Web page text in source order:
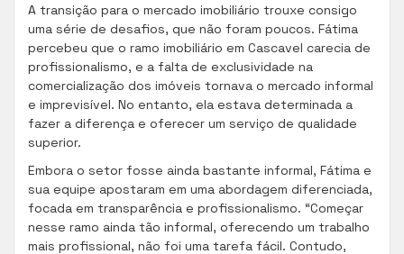
A transição para o mercado imobiliário trouxe consigo
uma série de desafios, que não foram poucos. Fátima
percebeu que o ramo imobiliário em Cascavel carecia de
profissionalismo, e a falta de exclusividade na
comercialização dos imóveis tornava o mercado informal
e imprevisível. No entanto, ela estava determinada a
fazer a diferença e oferecer um serviço de qualidade
superior.
Embora o setor fosse ainda bastante informal, Fátima e
sua equipe apostaram em uma abordagem diferenciada,
focada em transparência e profissionalismo. “Começar
nesse ramo ainda tão informal, oferecendo um trabalho
mais profissional, não foi uma tarefa fácil. Contudo,